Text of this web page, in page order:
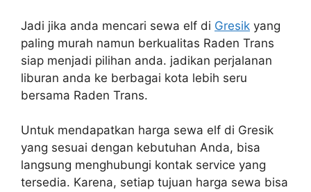
Jadi jika anda mencari sewa elf di Gresik yang
paling murah namun berkualitas Raden Trans
siap menjadi pilihan anda. jadikan perjalanan
liburan anda ke berbagai kota lebih seru
bersama Raden Trans.
Untuk mendapatkan harga sewa elf di Gresik
yang sesuai dengan kebutuhan Anda, bisa
langsung menghubungi kontak service yang
tersedia. Karena, setiap tujuan harga sewa bisa